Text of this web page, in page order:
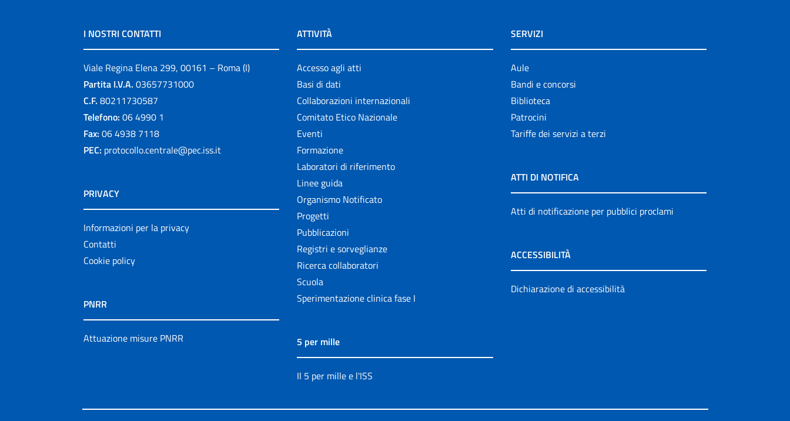
I NOSTRI CONTATTI
Viale Regina Elena 299, 00161 – Roma (I)
Partita I.V.A. 03657731000
C.F. 80211730587
Telefono: 06 4990 1
Fax: 06 4938 7118
PEC: protocollo.centrale@pec.iss.it
PRIVACY
Informazioni per la privacy
Contatti
Cookie policy
PNRR
Attuazione misure PNRR
ATTIVITÀ
Accesso agli atti
Basi di dati
Collaborazioni internazionali
Comitato Etico Nazionale
Eventi
Formazione
Laboratori di riferimento
Linee guida
Organismo Notificato
Progetti
Pubblicazioni
Registri e sorveglianze
Ricerca collaboratori
Scuola
Sperimentazione clinica fase I
5 per mille
Il 5 per mille e l'ISS
SERVIZI
Aule
Bandi e concorsi
Biblioteca
Patrocini
Tariffe dei servizi a terzi
ATTI DI NOTIFICA
Atti di notificazione per pubblici proclami
ACCESSIBILITÀ
Dichiarazione di accessibilità